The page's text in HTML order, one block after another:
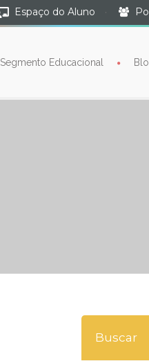
Espaço do Aluno ·
Segmento Educacional
Buscar